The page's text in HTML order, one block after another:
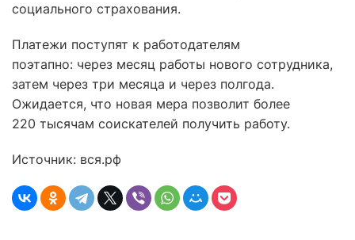
социального страхования.
Платежи поступят к работодателям
поэтапно: через месяц работы нового сотрудника,
затем через три месяца и через полгода.
Ожидается, что новая мера позволит более
220 тысячам соискателей получить работу.
Источник: вся.рф